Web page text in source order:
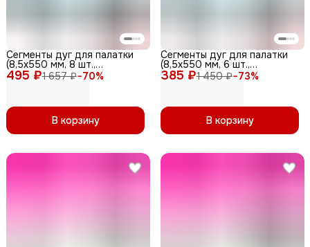
495 ₽1 657 ₽−70%
Сегменты дуг для палатки
(8,5х550 мм, 8 шт.,
фиберглас)
В корзину
385 ₽1 450 ₽−73%
Сегменты дуг для палатки
(8,5х550 мм, 6 шт.,
фиберглас)
В корзину